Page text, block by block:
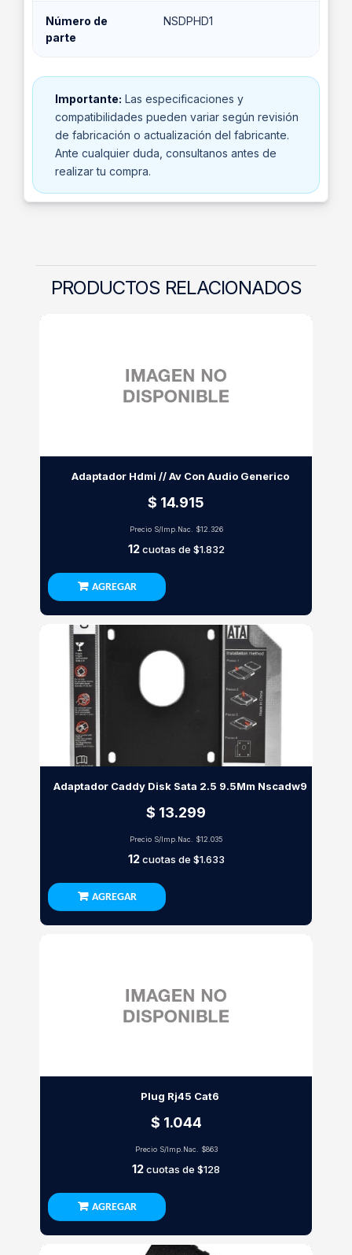
Número de
parte
NSDPHD1
Importante: Las especificaciones y
compatibilidades pueden variar según revisión
de fabricación o actualización del fabricante.
Ante cualquier duda, consultanos antes de
realizar tu compra.
PRODUCTOS RELACIONADOS
Adaptador Hdmi // Av Con Audio Generico
$ 14.915
Precio S/Imp.Nac. $12.326
12cuotas de $1.832
AGREGAR
Adaptador Caddy Disk Sata 2.5 9.5Mm Nscadw9
$ 13.299
Precio S/Imp.Nac. $12.035
12cuotas de $1.633
AGREGAR
Plug Rj45 Cat6
$ 1.044
Precio S/Imp.Nac. $863
12cuotas de $128
AGREGAR